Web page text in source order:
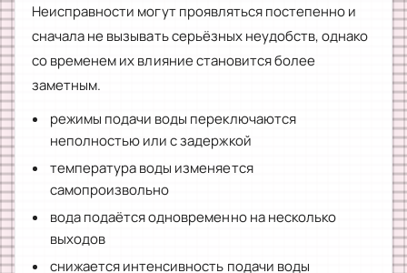
Неисправности могут проявляться постепенно и
сначала не вызывать серьёзных неудобств, однако
со временем их влияние становится более
заметным.
режимы подачи воды переключаются
неполностью или с задержкой
температура воды изменяется
самопроизвольно
вода подаётся одновременно на несколько
выходов
снижается интенсивность подачи воды